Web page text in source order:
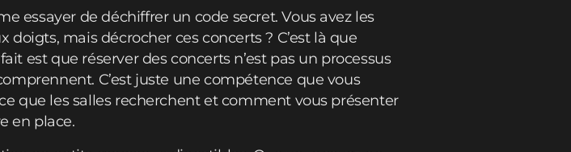
essayer de déchiffrer un code secret. Vous avez les
mais décrocher ces concerts ? C’est là que
est que réserver des concerts n’est pas un processus
C’est juste une compétence que vous
que les salles recherchent et comment vous présenter
en place.